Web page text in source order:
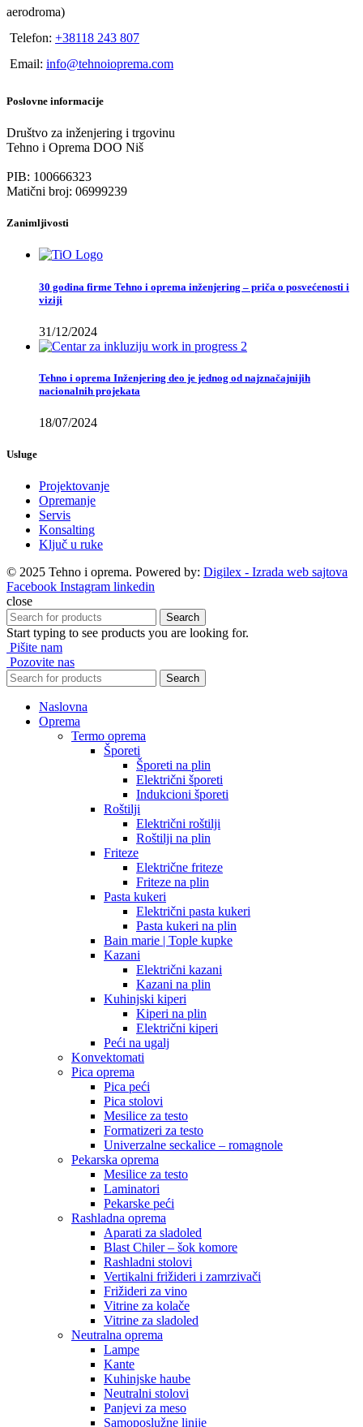
aerodroma)
Telefon: +38118 243 807
Email: info@tehnoioprema.com
Poslovne informacije
Društvo za inženjering i trgovinu
Tehno i Oprema DOO Niš
PIB: 100666323
Matični broj: 06999239
Zanimljivosti
30 godina firme Tehno i oprema inženjering – priča o posvećenosti i
viziji
31/12/2024
Tehno i oprema Inženjering deo je jednog od najznačajnijih
nacionalnih projekata
18/07/2024
Usluge
Projektovanje
Opremanje
Servis
Konsalting
Ključ u ruke
© 2025 Tehno i oprema. Powered by: Digilex - Izrada web sajtova
Facebook Instagram linkedin
close
Search
Start typing to see products you are looking for.
Pišite nam
Pozovite nas
Search
Naslovna
Oprema
Termo oprema
Šporeti
Šporeti na plin
Električni šporeti
Indukcioni šporeti
Roštilji
Električni roštilji
Roštilji na plin
Friteze
Električne friteze
Friteze na plin
Pasta kukeri
Električni pasta kukeri
Pasta kukeri na plin
Bain marie | Tople kupke
Kazani
Električni kazani
Kazani na plin
Kuhinjski kiperi
Kiperi na plin
Električni kiperi
Peći na ugalj
Konvektomati
Pica oprema
Pica peći
Pica stolovi
Mesilice za testo
Formatizeri za testo
Univerzalne seckalice – romagnole
Pekarska oprema
Mesilice za testo
Laminatori
Pekarske peći
Rashladna oprema
Aparati za sladoled
Blast Chiler – šok komore
Rashladni stolovi
Vertikalni frižideri i zamrzivači
Frižideri za vino
Vitrine za kolače
Vitrine za sladoled
Neutralna oprema
Lampe
Kante
Kuhinjske haube
Neutralni stolovi
Panjevi za meso
Samoposlužne linije